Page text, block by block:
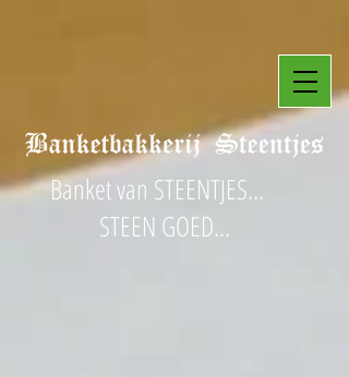
Banket van STEENTJES...
STEEN GOED...